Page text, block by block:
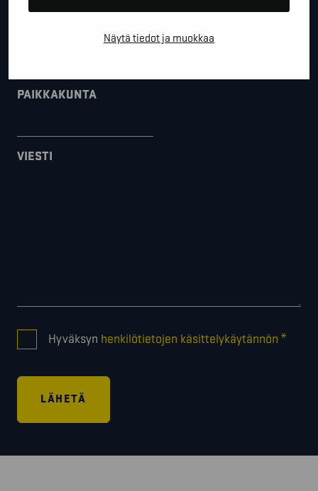
Näytä tiedot ja muokkaa
PAIKKAKUNTA
VIESTI
Hyväksyn henkilötietojen käsittelykäytännön *